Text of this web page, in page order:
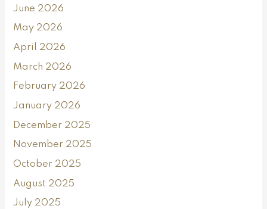
June 2026
May 2026
April 2026
March 2026
February 2026
January 2026
December 2025
November 2025
October 2025
August 2025
July 2025